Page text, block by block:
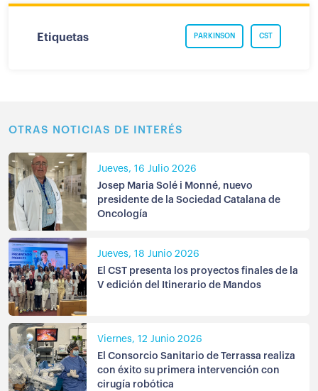
Etiquetas CST
PARKINSON
OTRAS NOTICIAS DE INTERÉS
Jueves, 16 Julio 2026
Josep Maria Solé i Monné, nuevo
presidente de la Sociedad Catalana de
Oncología
Jueves, 18 Junio 2026
El CST presenta los proyectos finales de la
V edición del Itinerario de Mandos
Viernes, 12 Junio 2026
El Consorcio Sanitario de Terrassa realiza
con éxito su primera intervención con
cirugía robótica